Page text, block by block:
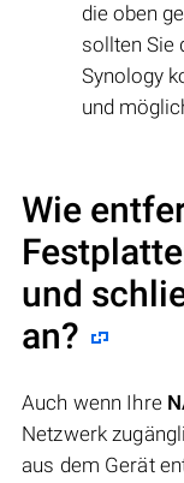
die oben
sollten Sie
Synology
und
Wie
und
an?
Auch wenn Ihre
Netzwerk
aus dem Gerät